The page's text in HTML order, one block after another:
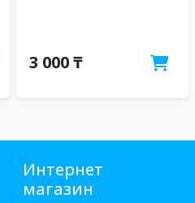
3 000 ₸
Интернет
магазин